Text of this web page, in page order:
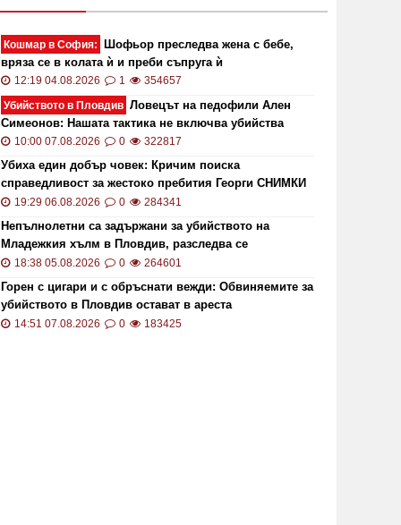
Кошмар в София:
Шофьор преследва жена с бебе,
вряза се в колата ѝ и преби съпруга ѝ
12:19 04.08.2026 1
354657
Убийството в Пловдив Ловецът на педофили Ален
Симеонов: Нашата тактика не включва убийства
10:00 07.08.2026 0 322817
Убиха един добър човек: Кричим поиска
справедливост за жестоко пребития Георги СНИМКИ
и ВИДЕО
19:29 06.08.2026 0 284341
Непълнолетни са задържани за убийството на
Младежкия хълм в Пловдив, разследва се
хомофобски мотив
18:38 05.08.2026 0 264601
Горен с цигари и с обръснати вежди: Обвиняемите за
убийството в Пловдив остават в ареста
14:51 07.08.2026 0 183425